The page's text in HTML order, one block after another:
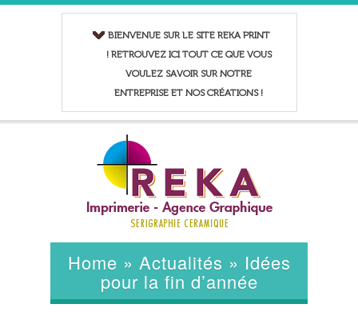
BIENVENUE SUR LE SITE REKA PRINT
! RETROUVEZ ICI TOUT CE QUE VOUS
VOULEZ SAVOIR SUR NOTRE
ENTREPRISE ET NOS CRÉATIONS !
Home » Actualités » Idées
pour la fin d’année